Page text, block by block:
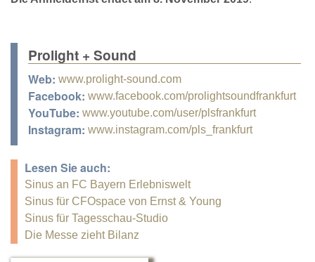
Prolight + Sound
Web: www.prolight-sound.com
Facebook: www.facebook.com/prolightsoundfrankfurt
YouTube: www.youtube.com/user/plsfrankfurt
Instagram: www.instagram.com/pls_frankfurt
Lesen Sie auch:
Sinus an FC Bayern Erlebniswelt
Sinus für CFOspace von Ernst & Young
Sinus für Tagesschau-Studio
Die Messe zieht Bilanz